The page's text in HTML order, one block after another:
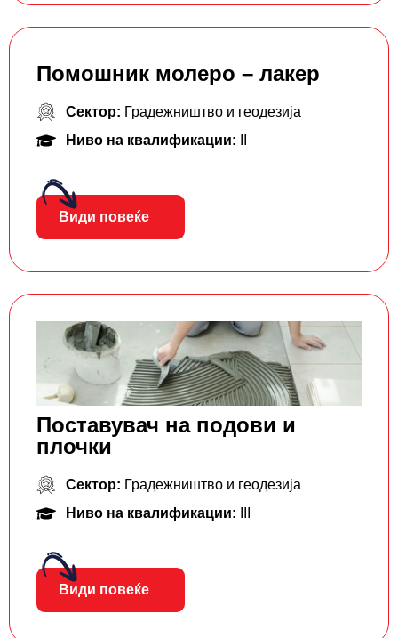
Помошник молеро – лакер
Сектор: Градежништво и геодезија
Ниво на квалификации:
Види повеќе
Поставувач на подови и
плочки
Сектор: Градежништво и геодезија
Ниво на квалификации:
Види повеќе